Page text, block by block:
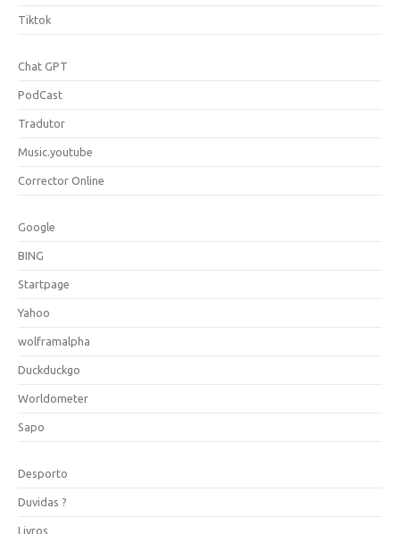
Tiktok
Chat GPT
PodCast
Tradutor
Music.youtube
Corrector Online
Google
BING
Startpage
Yahoo
wolframalpha
Duckduckgo
Worldometer
Sapo
Desporto
Duvidas ?
Livros